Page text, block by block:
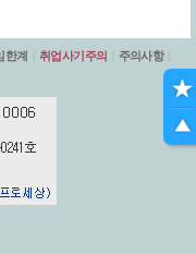
한계 취업사기주의 주의사항